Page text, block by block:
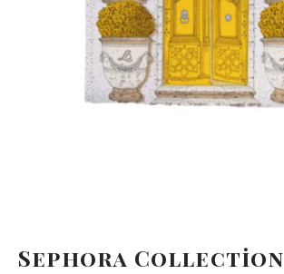
Sephora Collection